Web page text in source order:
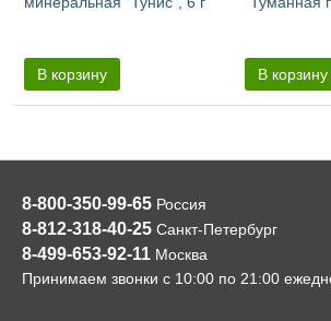
В корзину В корзину
8-800-350-99-65 Россия
8-812-318-40-25 Санкт-Петербург
8-499-653-92-11 Москва
Принимаем звонки с 10:00 по 21:00